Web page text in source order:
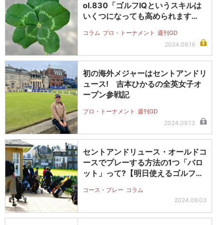
ol.830「ゴルフIQというスキルは
いくつになっても高められます…
コラム プロ・トーナメント 週刊GD
2024.09.16
初の海外メジャーはセントアンドリ
ュース! 吉本ひかるの全英女子オ
ープン参戦記
プロ・トーナメント 週刊GD
2024.09.13
セントアンドリュース・オールドコ
ースでプレーする方法の1つ「バロ
ット」って?【明日使えるゴルフ用
コース・プレー コラム
2024.09.03